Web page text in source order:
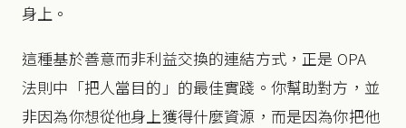
身上。
這種基於善意而非利益交換的連結方式，正是 OPA
法則中「把人當目的」的最佳實踐。你幫助對方，並
非因為你想從他身上獲得什麼資源，而是因為你把他